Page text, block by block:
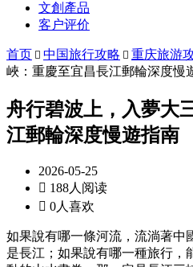
文創產品
客户评价
首页  中国旅行攻略  重庆旅游
峽：重慶至宜昌長江郵輪深度慢
舟行碧波上，入夢大
江郵輪深度慢遊指南
2026-05-25
 188人阅读
 0人喜欢
如果說有哪一條河流，流淌著中
是長江；如果說有哪一種旅行，